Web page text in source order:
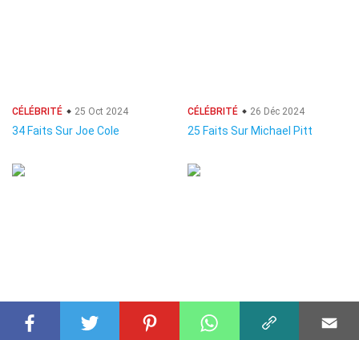
CÉLÉBRITÉ 25 Oct 2024
34 Faits Sur Joe Cole
CÉLÉBRITÉ 26 Déc 2024
25 Faits Sur Michael Pitt
CÉLÉBRITÉ 05 Nov 2024 CÉLÉBRITÉ 19 Août 2024